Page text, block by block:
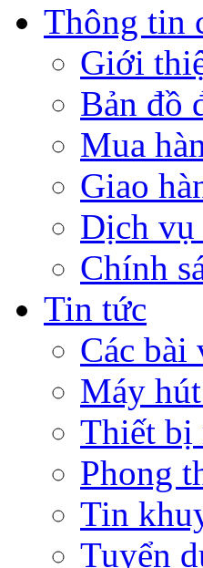
Thông tin
Giới
Bản đồ
Mua
Giao
Dịch vụ
Chính
Tin tức
Các bài
Máy
Thiết bị
Phong
Tin
Tuyển